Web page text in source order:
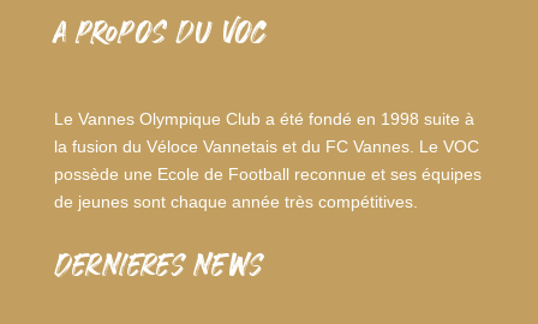
A PROPOS DU VOC
Le Vannes Olympique Club a été fondé en 1998 suite à
la fusion du Véloce Vannetais et du FC Vannes. Le VOC
possède une Ecole de Football reconnue et ses équipes
de jeunes sont chaque année très compétitives.
dernieres news